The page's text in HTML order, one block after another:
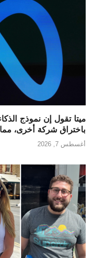
ميتا تقول إن نموذج
باختراق شركة أخرى،
أغسطس 7, 2026